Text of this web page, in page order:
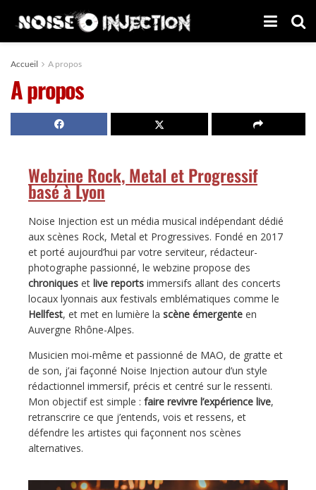
Accueil A propos
A propos
Webzine Rock, Metal et Progressif
basé à Lyon
Noise Injection est un média musical indépendant dédié
aux scènes Rock, Metal et Progressives. Fondé en 2017
et porté aujourd’hui par votre serviteur, rédacteur-
photographe passionné, le webzine propose des
chroniques et live reports immersifs allant des concerts
locaux lyonnais aux festivals emblématiques comme le
Hellfest, et met en lumière la scène émergente en
Auvergne Rhône-Alpes.
Musicien moi-même et passionné de MAO, de gratte et
de son, j’ai façonné Noise Injection autour d’un style
rédactionnel immersif, précis et centré sur le ressenti.
Mon objectif est simple : faire revivre l’expérience live,
retranscrire ce que j’entends, vois et ressens, et
défendre les artistes qui façonnent nos scènes
alternatives.